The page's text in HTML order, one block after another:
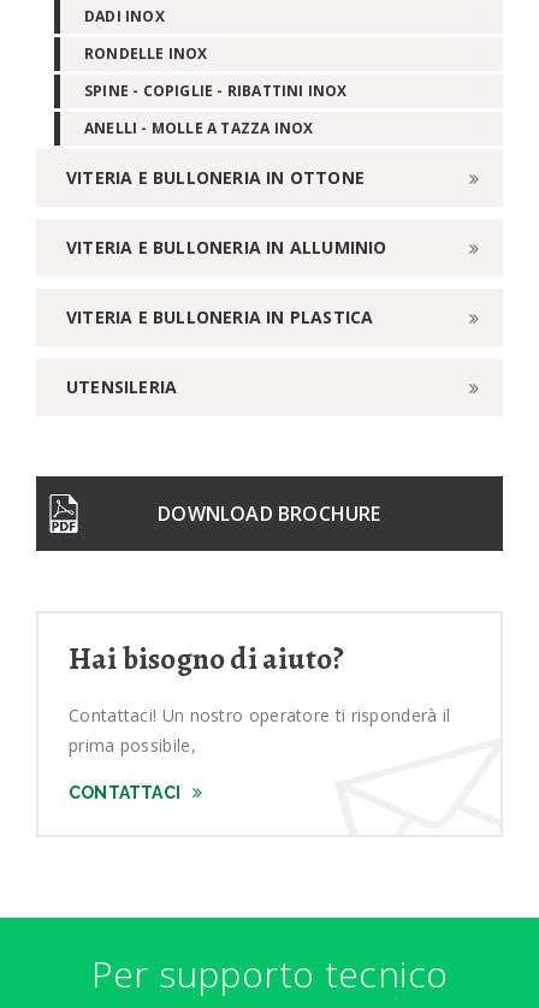
DADI INOX
RONDELLE INOX
SPINE - COPIGLIE - RIBATTINI INOX
ANELLI - MOLLE A TAZZA INOX
VITERIA E BULLONERIA IN OTTONE
VITERIA E BULLONERIA IN ALLUMINIO
VITERIA E BULLONERIA IN PLASTICA
UTENSILERIA
DOWNLOAD BROCHURE
Hai bisogno di aiuto?
Contattaci! Un nostro operatore ti risponderà il
prima possibile,
CONTATTACI
Per supporto tecnico